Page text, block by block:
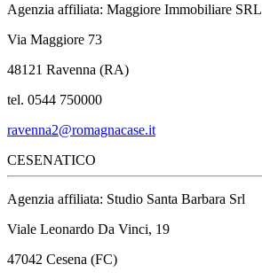
Agenzia affiliata: Maggiore Immobiliare SRL
Via Maggiore 73
48121 Ravenna (RA)
tel. 0544 750000
ravenna2@romagnacase.it
CESENATICO
Agenzia affiliata: Studio Santa Barbara Srl
Viale Leonardo Da Vinci, 19
47042 Cesena (FC)